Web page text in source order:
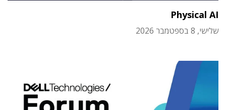
Physical AI
שלישי, 8 בספטמבר 2026